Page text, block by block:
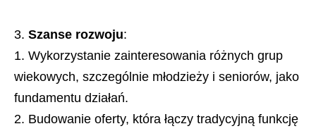
Szanse rozwoju:
Wykorzystanie zainteresowania różnych grup
wiekowych, szczególnie młodzieży i seniorów, jako
fundamentu działań.
Budowanie oferty, która łączy tradycyjną funkcję